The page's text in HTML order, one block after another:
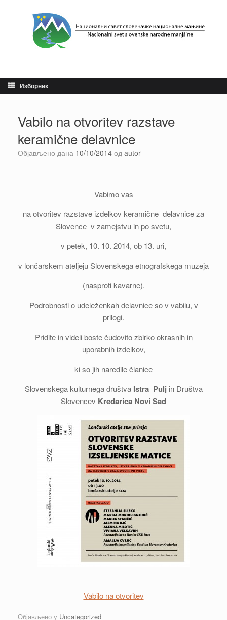
Изборник
Vabilo na otvoritev razstave
keramične delavnice
Објављено дана 10/10/2014 од autor
Vabimo vas
na otvoritev razstave izdelkov keramične delavnice za
Slovence v zamejstvu in po svetu,
v petek, 10. 10. 2014, ob 13. uri,
v lončarskem ateljeju Slovenskega etnografskega muzeja
(nasproti kavarne).
Podrobnosti o udeleženkah delavnice so v vabilu, v
prilogi.
Pridite in videli boste čudovito zbirko okrasnih in
uporabnih izdelkov,
ki so jih naredile članice
Slovenskega kulturnega društva Istra Pulj in Društva
Slovencev Kredarica Novi Sad
Vabilo na otvoritev
Објављено у Uncategorized